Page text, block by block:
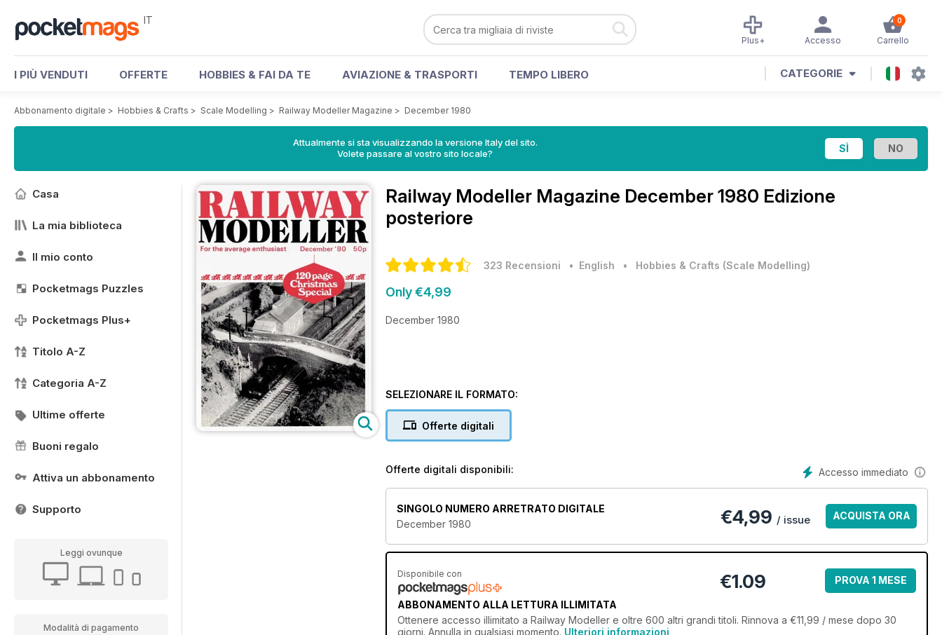
IT 0
Carrello
Accesso
Plus+
I PIÙ VENDUTI OFFERTE HOBBIES & FAI DA TE AVIAZIONE & TRASPORTI TEMPO LIBERO CATEGORIE
Abbonamento digitale > Hobbies & Crafts > Scale Modelling > Railway Modeller Magazine > December 1980
Attualmente si sta visualizzando la versione Italy del sito.
Volete passare al vostro sito locale?
Casa
La mia biblioteca
Il mio conto
Pocketmags Puzzles
Pocketmags Plus+
Titolo A-Z
Categoria A-Z
Ultime offerte
Buoni regalo
Attiva un abbonamento
Supporto
Leggi ovunque
Modalità di pagamento
Railway Modeller Magazine December 1980 Edizione
posteriore
323 Recensioni • English • Hobbies & Crafts (Scale Modelling)
Only €4,99
December 1980
SELEZIONARE IL FORMATO:
Offerte digitali
Accesso immediato
Offerte digitali disponibili:
SINGOLO NUMERO ARRETRATO DIGITALE
December 1980
€4,99 / issue ACQUISTA ORA
Disponibile con
ABBONAMENTO ALLA LETTURA ILLIMITATA
€1.09 PROVA 1 MESE
Ottenere accesso illimitato a Railway Modeller e oltre 600 altri grandi titoli. Rinnova a €11,99 / mese dopo 30
giorni. Annulla in qualsiasi momento. Ulteriori informazioni